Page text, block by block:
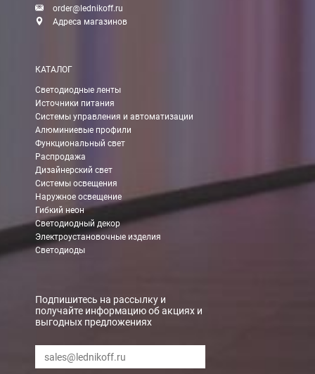
order@lednikoff.ru
Адреса магазинов
КАТАЛОГ
Светодиодные ленты
Источники питания
Системы управления и автоматизации
Алюминиевые профили
Функциональный свет
Распродажа
Дизайнерский свет
Системы освещения
Наружное освещение
Гибкий неон
Светодиодный декор
Электроустановочные изделия
Светодиоды
Подпишитесь на рассылку и
получайте информацию об акциях и
выгодных предложениях